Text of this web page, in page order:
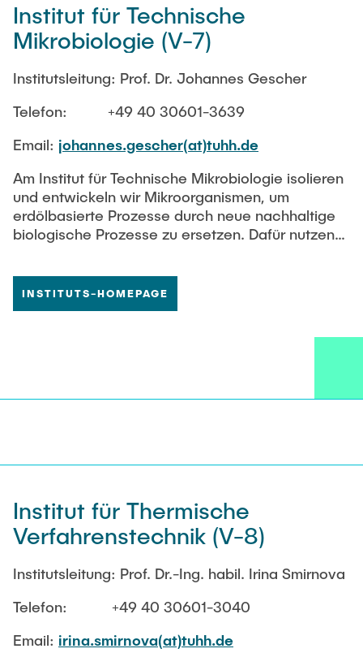
Institut für Technische
Mikrobiologie (V-7)
Institutsleitung: Prof. Dr. Johannes Gescher
Telefon: +49 40 30601-3639
Email: johannes.gescher(at)tuhh.de
Am Institut für Technische Mikrobiologie isolieren
und entwickeln wir Mikroorganismen, um
erdölbasierte Prozesse durch neue nachhaltige
biologische Prozesse zu ersetzen. Dafür nutzen
Werkzeugen. Darüber hinaus beschäftigen wir
uns mit der Entwicklung neuer Reaktorkonzepte,
INSTITUTS-HOMEPAGE
Institut für Thermische
Verfahrenstechnik (V-8)
Institutsleitung: Prof. Dr.-Ing. habil. Irina Smirnova
Telefon: +49 40 30601-3040
Email: irina.smirnova(at)tuhh.de